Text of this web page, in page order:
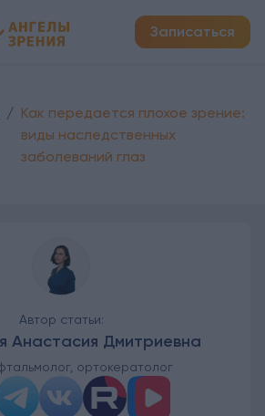
офтальмология Ангелы зрения!
Записаться
/ Как передается плохое зрение:
виды наследственных
заболеваний глаз
Автор статьи:
Анастасия Дмитриевна
ортокератолог